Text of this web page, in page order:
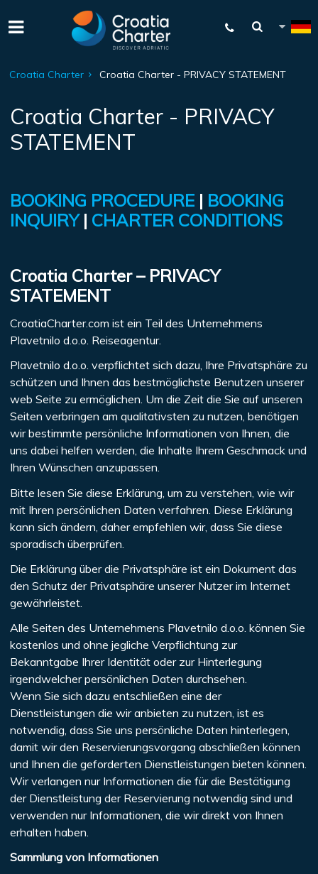
Croatia Charter Croatia Charter - PRIVACY STATEMENT
Croatia Charter - PRIVACY
STATEMENT
BOOKING PROCEDURE | BOOKING
INQUIRY| CHARTER CONDITIONS
Croatia Charter – PRIVACY
STATEMENT
CroatiaCharter.com ist ein Teil des Unternehmens
Plavetnilo d.o.o. Reiseagentur.
Plavetnilo d.o.o. verpflichtet sich dazu, Ihre Privatsphäre zu
schützen und Ihnen das bestmöglichste Benutzen unserer
web Seite zu ermöglichen. Um die Zeit die Sie auf unseren
Seiten verbringen am qualitativsten zu nutzen, benötigen
wir bestimmte persönliche Informationen von Ihnen, die
uns dabei helfen werden, die Inhalte Ihrem Geschmack und
Ihren Wünschen anzupassen.
Bitte lesen Sie diese Erklärung, um zu verstehen, wie wir
mit Ihren persönlichen Daten verfahren. Diese Erklärung
kann sich ändern, daher empfehlen wir, dass Sie diese
sporadisch überprüfen.
Die Erklärung über die Privatsphäre ist ein Dokument das
den Schutz der Privatsphäre unserer Nutzer im Internet
gewährleistet.
Alle Seiten des Unternehmens Plavetnilo d.o.o. können Sie
kostenlos und ohne jegliche Verpflichtung zur
Bekanntgabe Ihrer Identität oder zur Hinterlegung
irgendwelcher persönlichen Daten durchsehen.
Wenn Sie sich dazu entschließen eine der
Dienstleistungen die wir anbieten zu nutzen, ist es
notwendig, dass Sie uns persönliche Daten hinterlegen,
damit wir den Reservierungsvorgang abschließen können
und Ihnen die geforderten Dienstleistungen bieten können.
Wir verlangen nur Informationen die für die Bestätigung
der Dienstleistung der Reservierung notwendig sind und
verwenden nur Informationen, die wir direkt von Ihnen
erhalten haben.
Sammlung von Informationen